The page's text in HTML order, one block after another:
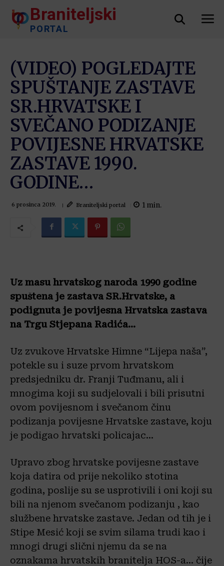
Braniteljski
PORTAL
(VIDEO) POGLEDAJTE
SPUŠTANJE ZASTAVE
SR.HRVATSKE I
SVEČANO PODIZANJE
POVIJESNE HRVATSKE
ZASTAVE 1990.
GODINE…
6 prosinca 2019. Braniteljski portal 1 min.
Uz masu hrvatskog naroda 1990 godine
spuštena je zastava SR.Hrvatske, a
podignuta je povijesna Hrvatska zastava
na Trgu Stjepana Radića…
Uz zvukove Hrvatske Himne “Lijepa naša”,
potekle su i suze prvom hrvatskom
predsjedniku dr. Franji Tuđmanu, ali i
mnogima koji su sudjelovali i bili prisutni
ovom povijesnom i svečanom činu
podizanja povijesne Hrvatske zastave, koju
je podigao hrvatski policajac…
Upravo zbog hrvatske povijesne zastave
koja datira od prije nekoliko stotina
godina, poslije su se usprotivili i oni koji su
bili na njenom svečanom podizanju , kao
službene hrvatske zastave. Jedan od tih je i
Stipe Mesić koji se svim silama trudi kao i
mnogi drugi slični njemu da se na
oznakama hrvatskih branitelja HOS-a… čije